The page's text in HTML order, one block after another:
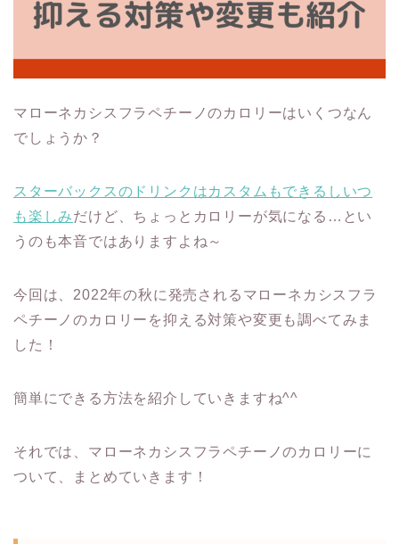
マローネカシスフラペチーノのカロリーはいくつなん
でしょうか？
スターバックスのドリンクはカスタムもできるしいつ
も楽しみだけど、ちょっとカロリーが気になる…とい
うのも本音ではありますよね～
今回は、2022年の秋に発売されるマローネカシスフラ
ペチーノのカロリーを抑える対策や変更も調べてみま
した！
簡単にできる方法を紹介していきますね^^
それでは、マローネカシスフラペチーノのカロリーに
ついて、まとめていきます！